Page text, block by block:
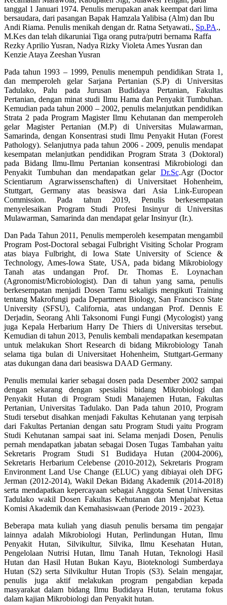
tanggal 1 Januari 1974. Penulis merupakan anak keempat dari lima
bersaudara, dari pasangan Bapak Hamzala Yalibisa (Alm) dan Ibu
Andi Riama. Penulis menikah dengan dr. Ratna Setyawati., Sp.PA.,
M.Kes dan telah dikaruniai Tiga orang putra/putri bernama Raffa
Rezky Aprilio Yusran, Nadya Rizky Violeta Ames Yusran dan
Kenzie Ataya Zeeshan Yusran
Pada tahun 1993 – 1999, Penulis menempuh pendidikan Strata 1,
dan memperoleh gelar Sarjana Pertanian (S.P) di Universitas
Tadulako, Palu pada Jurusan Budidaya Pertanian, Fakultas
Pertanian, dengan minat studi Ilmu Hama dan Penyakit Tumbuhan.
Kemudian pada tahun 2000 – 2002, penulis melanjutkan pendidikan
Strata 2 pada Program Magister Ilmu Kehutanan dan memperoleh
gelar Magister Pertanian (M.P) di Universitas Mulawarman,
Samarinda, dengan Konsentrasi studi Ilmu Penyakit Hutan (Forest
Pathology). Selanjutnya pada tahun 2006 - 2009, penulis mendapat
kesempatan melanjutkan pendidikan Program Strata 3 (Doktoral)
pada Bidang Ilmu-Ilmu Pertanian konsentrasi Mikrobiologi dan
Penyakit Tumbuhan dan mendapatkan gelar Dr.Sc.Agr (Doctor
Scientiarum Agrarwissenschaften) di Universitaet Hohenheim,
Stuttgart, Germany atas beasiswa dari Asia Link-European
Commission. Pada tahun 2019, Penulis berkesempatan
menyelesaikan Program Studi Profesi Insinyur di Universitas
Mulawarman, Samarinda dan mendapat gelar Insinyur (Ir.).
Dan Pada Tahun 2011, Penulis memperoleh kesempatan mengambil
Program Post-Doctoral sebagai Fulbright Visiting Scholar Program
atas biaya Fulbright, di Iowa State University of Science &
Technology, Ames-Iowa State, USA, pada bidang Mikrobiology
Tanah atas undangan Prof. Dr. Thomas E. Loynachan
(Agronomist/Microbiologist). Dan di tahun yang sama, penulis
berkesempatan menjadi Dosen Tamu sekaligis mengikuti Training
tentang Makrofungi pada Department Biology, San Francisco State
University (SFSU), California, atas undangan Prof. Dennis E
Derjadin, Seorang Ahli Taksonomi Fungi Fungi (Mycologist) yang
juga Kepala Herbarium Harry De Thiers di Universitas tersebut.
Kemudian di tahun 2013, Penulis kembali mendapatkan kesempatan
untuk melakukan Short Research di bidang Mikrobiology Tanah
selama tiga bulan di Universitaet Hohenheim, Stuttgart-Germany
atas dukungan dana dari beasiswa DAAD Germany.
Penulis memulai karier sebagai dosen pada Desember 2002 sampai
dengan sekarang dengan spesialisi bidang Mikrobiologi dan
Penyakit Hutan di Program Studi Manajemen Hutan, Fakultas
Pertanian, Universitas Tadulako. Dan Pada tahun 2010, Program
Studi tersebut disahkan menjadi Fakultas Kehutanan yang terpisah
dari Fakultas Pertanian dengan satu Program Studi yaitu Program
Studi Kehutanan sampai saat ini. Selama menjadi Dosen, Penulis
pernah mendapatkan jabatan sebagai Dosen Tugas Tambahan yaitu
Sekretaris Program Studi S1 Budidaya Hutan (2004-2006),
Sekretaris Herbarium Celebense (2010-2012), Sekretaris Program
Environment Land Use Change (ELUC) yang dibiayai oleh DFG
Jerman (2012-2014), Wakil Dekan Bidang Akademik (2014-2018)
serta mendapatkan kepercayaan sebagai Anggota Senat Universitas
Tadulako wakil Dosen Fakultas Kehutanan dan Menjabat Ketua
Komisi Akademik dan Kemahasiswaan (Periode 2019 - 2023).
Beberapa mata kuliah yang diasuh penulis bersama tim pengajar
lainnya adalah Mikrobiologi Hutan, Perlindungan Hutan, Ilmu
Penyakit Hutan, Silvikultur, Silvika, Ilmu Kesehatan Hutan,
Pengelolaan Nutrisi Hutan, Ilmu Tanah Hutan, Teknologi Hasil
Hutan dan Hasil Hutan Bukan Kayu, Bioteknologi Sumberdaya
Hutan (S2) serta Silvikultur Hutan Tropis (S3). Selain mengajar,
penulis juga aktif melakukan program pengabdian kepada
masyarakat dalam bidang Ilmu Budidaya Hutan, terutama fokus
dalam kajian Mikrobiologi dan Penyakit hutan.